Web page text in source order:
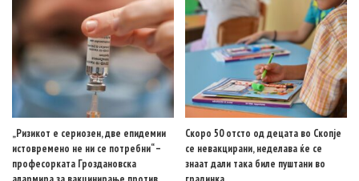
„Ризикот е сериозен, две епидемии
истовремено не ни се потребни“ –
професорката Гроздановска
Скоро 50 отсто од децата во Скопје
се невакцирани, неделава ќе се
знаат дали така биле пуштани во